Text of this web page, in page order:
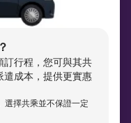
訂行程，您可與其共
遣成本，提供更實惠
選擇共乘並不保證一定